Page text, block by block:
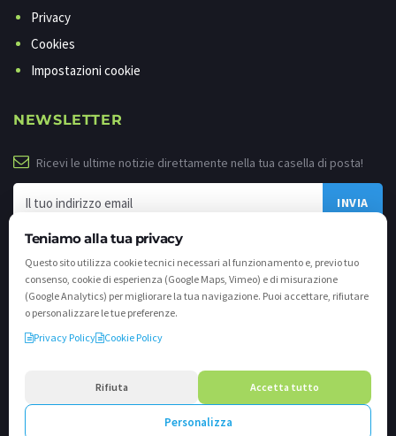
Teniamo alla tua privacy
Questo sito utilizza cookie tecnici necessari al funzionamento e, previo tuo
consenso, cookie di esperienza (Google Maps, Vimeo) e di misurazione
(Google Analytics) per migliorare la tua navigazione. Puoi accettare, rifiutare
o personalizzare le tue preferenze.
Privacy Policy
Cookie Policy
Personalizza
Rifiuta Accetta tutto
Privacy
Cookies
Impostazioni cookie
NEWSLETTER
Ricevi le ultime notizie direttamente nella tua casella di posta!
Darfo Boario Terme (Bs) P.IVA e C.F. 02539810982 - REA / CCIAA (Bs) n. 458309
cap. soc. €894.900,00 i.v.